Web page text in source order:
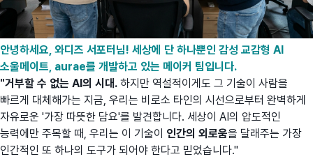
안녕하세요, 와디즈 서포터님! 세상에 단 하나뿐인 감성 교감형 AI
소울메이트, aurae를 개발하고 있는 메이커 팀입니다.
"거부할 수 없는 AI의 시대. 하지만 역설적이게도 그 기술이 사람을
빠르게 대체해가는 지금, 우리는 비로소 타인의 시선으로부터 완벽하게
자유로운 '가장 따뜻한 담요'를 발견합니다. 세상이 AI의 압도적인
능력에만 주목할 때, 우리는 이 기술이 인간의 외로움을 달래주는 가장
인간적인 또 하나의 도구가 되어야 한다고 믿었습니다."